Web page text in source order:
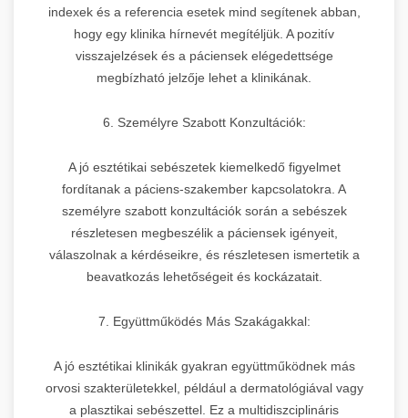
indexek és a referencia esetek mind segítenek abban,
hogy egy klinika hírnevét megítéljük. A pozitív
visszajelzések és a páciensek elégedettsége
megbízható jelzője lehet a klinikának.
6. Személyre Szabott Konzultációk:
A jó esztétikai sebészetek kiemelkedő figyelmet
fordítanak a páciens-szakember kapcsolatokra. A
személyre szabott konzultációk során a sebészek
részletesen megbeszélik a páciensek igényeit,
válaszolnak a kérdéseikre, és részletesen ismertetik a
beavatkozás lehetőségeit és kockázatait.
7. Együttműködés Más Szakágakkal:
A jó esztétikai klinikák gyakran együttműködnek más
orvosi szakterületekkel, például a dermatológiával vagy
a plasztikai sebészettel. Ez a multidiszciplináris